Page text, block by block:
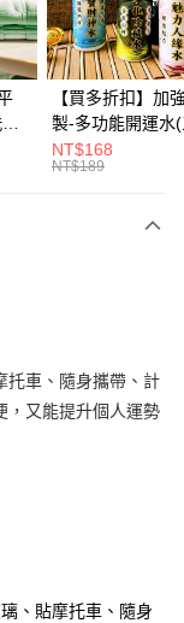
行
業銀行
業銀行
業銀行
行
行
業銀行
銀行
21家銀行
行
行
銀行
銀行
用無須另外申請。
日，確認付款後即完
認頁面所載為準。
過，訂單將自動取
分期系統評分，恕無
式。 讓您購物簡單
員專區綁定中華電信
金額 (1點等於1元)。
【買多折扣】加
製-多功能開運水
任選)《大師特製
《含開光》財神
NT$168
NT$189
托車、隨身攜帶、計
，又能提升個人運勢
、貼摩托車、隨身